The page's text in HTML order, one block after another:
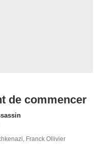
de commencer
, Franck Ollivier